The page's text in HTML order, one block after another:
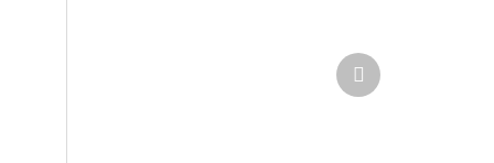
Ďalší
produkt